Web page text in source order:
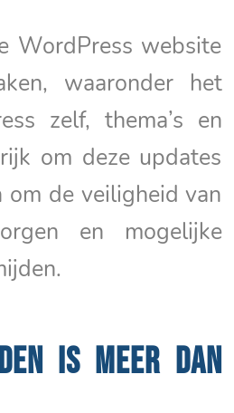
WordPress website
waaronder het
zelf, thema’s en
om deze updates
de veiligheid van
en mogelijke
IS MEER DAN